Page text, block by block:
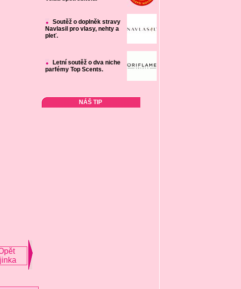
Soutěž o doplněk stravy
Navlasil pro vlasy, nehty a
pleť.
Letní soutěž o dva niche
parfémy Top Scents.
NÁŠ TIP